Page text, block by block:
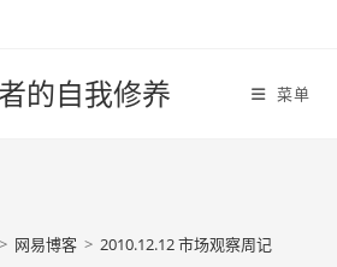
的自我修养 菜单
> 网易博客 > 2010.12.12 市场观察周记